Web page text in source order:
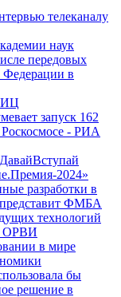
телеканалу
наук
передовых
Федерации в
запуск 162
Роскосмосе - РИА
2024»
разработки в
представит ФМБА
технологий
ОРВИ
в мире
бы
решение в